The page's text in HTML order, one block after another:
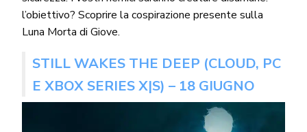
l’obiettivo? Scoprire la cospirazione presente sulla
Luna Morta di Giove.
STILL WAKES THE DEEP (CLOUD, PC
E XBOX SERIES X|S) – 18 GIUGNO